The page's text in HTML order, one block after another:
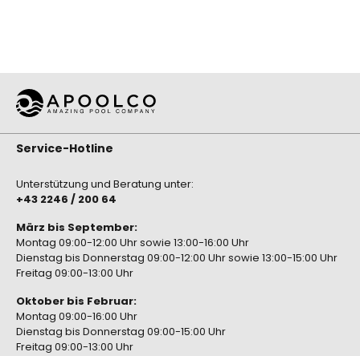
Service-Hotline
Unterstützung und Beratung unter:
+43 2246 / 200 64
März bis September:
Montag 09:00-12:00 Uhr sowie 13:00-16:00 Uhr
Dienstag bis Donnerstag 09:00-12:00 Uhr sowie 13:00-15:00 Uhr
Freitag 09:00-13:00 Uhr
Oktober bis Februar:
Montag 09:00-16:00 Uhr
Dienstag bis Donnerstag 09:00-15:00 Uhr
Freitag 09:00-13:00 Uhr